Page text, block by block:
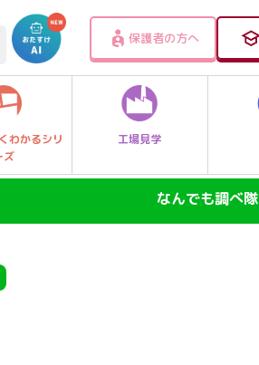
保護者の方へ
わかるシリ
ズ
工場見学
なんでも調べ隊